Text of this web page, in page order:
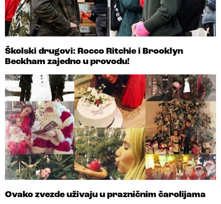
Školski drugovi: Rocco Ritchie i Brooklyn
Beckham zajedno u provodu!
Ovako zvezde uživaju u prazničnim čarolijama